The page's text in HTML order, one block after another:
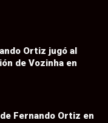
Ortiz jugó al
de Vozinha en
Fernando Ortiz en